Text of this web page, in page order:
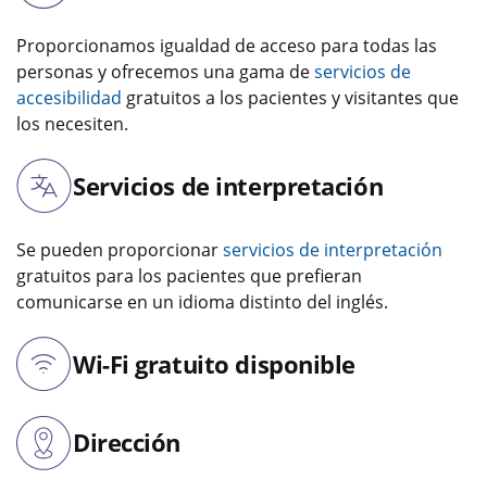
Proporcionamos igualdad de acceso para todas las
personas y ofrecemos una gama deservicios de
accesibilidad gratuitos a los pacientes y visitantes que
los necesiten.
Servicios de interpretación
Se pueden proporcionarservicios de interpretación
gratuitos para los pacientes que prefieran
comunicarse en un idioma distinto del inglés.
Wi-Fi gratuito disponible
Dirección